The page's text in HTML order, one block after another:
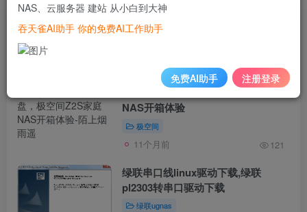
文章21211 收藏0 区1 笔记
轻松搭建私人网盘，极空间Z2S家庭
NAS开箱体验
极空间
11个月前 121
绿联串口线linux驱动下载,绿联
pl2303转串口驱动下载
绿联ugnas
NAS、云服务器 建站 从小白到大神
吞天雀AI助手 你的免费AI工作助手
免费AI助手 注册登录